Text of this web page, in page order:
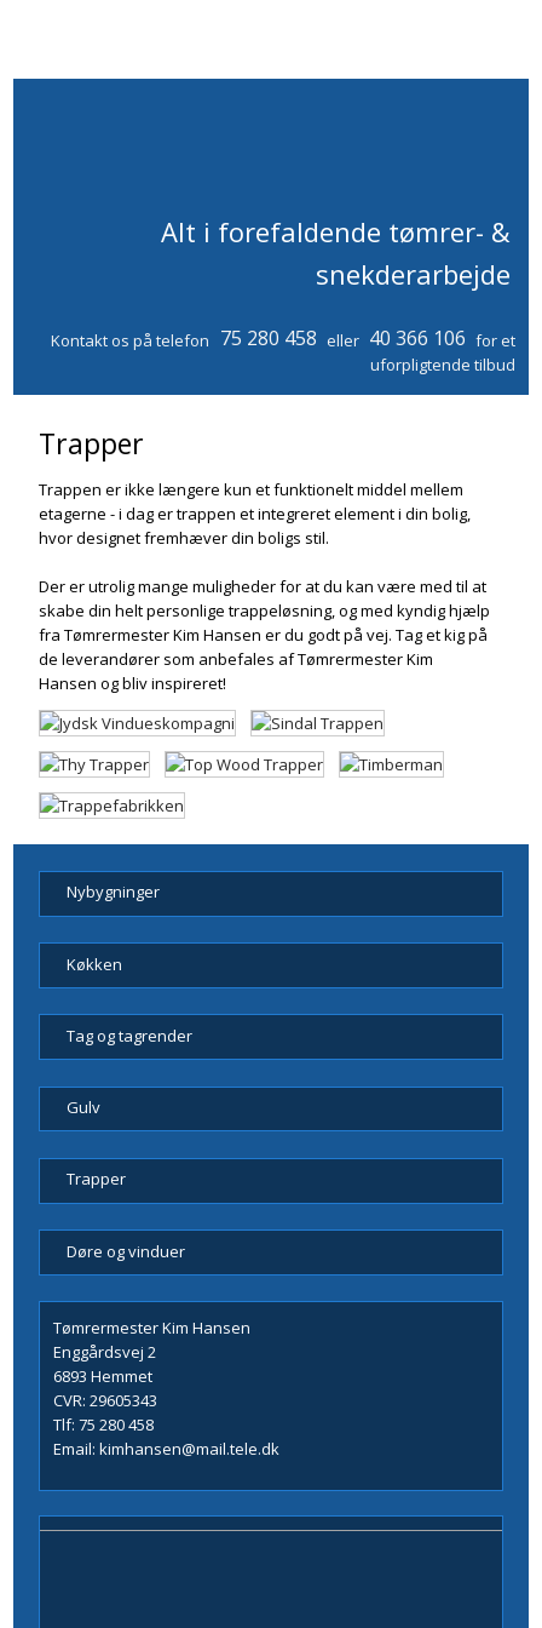
Alt i forefaldende tømrer- &
snekderarbejde
Kontakt os på telefon 75 280 458 eller 40 366 106 for et
uforpligtende tilbud
Trapper
Trappen er ikke længere kun et funktionelt middel mellem
etagerne - i dag er trappen et integreret element i din bolig,
hvor designet fremhæver din boligs stil.
Der er utrolig mange muligheder for at du kan være med til at
skabe din helt personlige trappeløsning, og med kyndig hjælp
fra Tømrermester Kim Hansen er du godt på vej. Tag et kig på
de leverandører som anbefales af Tømrermester Kim
Hansen og bliv inspireret!
Nybygninger
Køkken
Tag og tagrender
Gulv
Trapper
Døre og vinduer
Tømrermester Kim Hansen
Enggårdsvej 2
6893 Hemmet
CVR: 29605343
Tlf:75 280 458
Email:kimhansen@mail.tele.dk